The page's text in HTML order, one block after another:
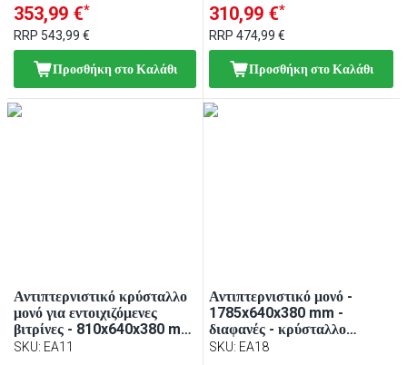
353,99 €*
RRP 543,99 €
Προσθήκη στο Καλάθι
310,99 €*
RRP474,99 €
Προσθήκη στο Καλάθι
Αντιπτερνιστικό κρύσταλλο
μονό για εντοιχιζόμενες
βιτρίνες - 810x640x380 mm
- πελάτης-πλευρά καμπύλο
κρύσταλλο, 2 στρογγυλοί
SKU: EA11
Αντιπτερνιστικό μονό -
1785x640x380 mm -
διαφανές - κρύσταλλο
ασφαλείας, καμπύλο προς
την πλευρά πελάτη, 2 στύλοι
SKU: EA18